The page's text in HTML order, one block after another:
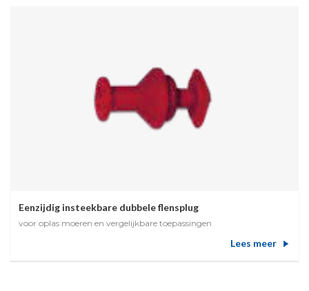
Eenzijdig insteekbare dubbele flensplug
voor oplas moeren en vergelijkbare toepassingen
Lees meer